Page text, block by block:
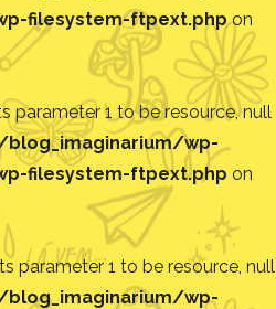
filesystem-ftpext.phpon
parameter 1 to be resource, null
wp-
filesystem-ftpext.php on
parameter 1 to be resource, null
wp-